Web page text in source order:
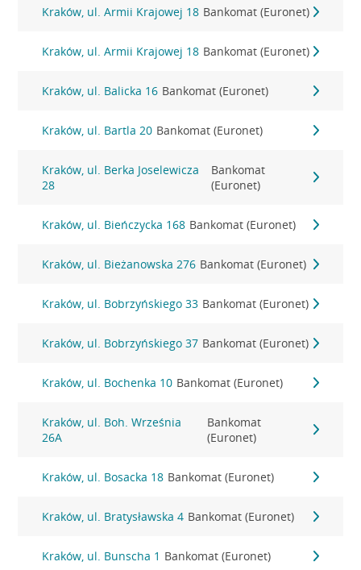
Kraków, ul. Armii Krajowej 18 Bankomat (Euronet)
Kraków, ul. Armii Krajowej 18 Bankomat (Euronet)
Kraków, ul. Balicka 16 Bankomat (Euronet)
Kraków, ul. Bartla 20 Bankomat (Euronet)
Kraków, ul. Berka Joselewicza
28
Bankomat
(Euronet)
Kraków, ul. Bieńczycka 168 Bankomat (Euronet)
Kraków, ul. Bieżanowska 276 Bankomat (Euronet)
Kraków, ul. Bobrzyńskiego 33 Bankomat (Euronet)
Kraków, ul. Bobrzyńskiego 37 Bankomat (Euronet)
Kraków, ul. Bochenka 10 Bankomat (Euronet)
Kraków, ul. Boh. Września
26A
Bankomat
(Euronet)
Kraków, ul. Bosacka 18 Bankomat (Euronet)
Kraków, ul. Bratysławska 4 Bankomat (Euronet)
Kraków, ul. Bunscha 1 Bankomat (Euronet)